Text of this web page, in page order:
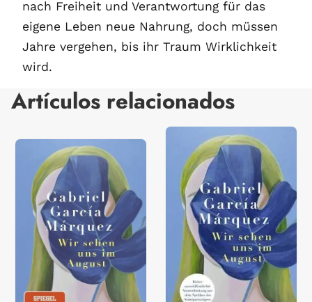
nach Freiheit und Verantwortung für das
eigene Leben neue Nahrung, doch müssen
Jahre vergehen, bis ihr Traum Wirklichkeit
wird.
Artículos relacionados